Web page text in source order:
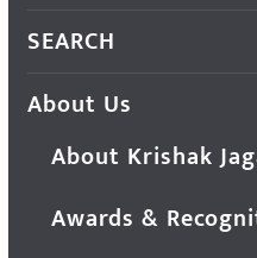
SEARCH
About Us
About Krishak
Awards &